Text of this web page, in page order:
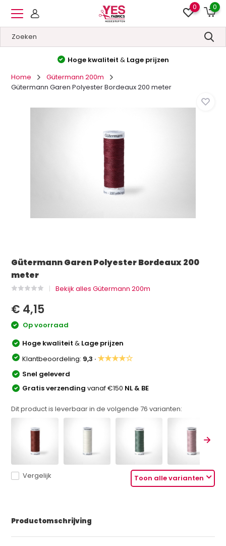
0 0
Hoge kwaliteit & Lage prijzen
Home
Gütermann 200m
Gütermann Garen Polyester Bordeaux 200 meter
Gütermann Garen Polyester Bordeaux 200
meter
Bekijk alles Gütermann 200m
€ 4,15
Op voorraad
Hoge kwaliteit& Lage prijzen
Klantbeoordeling: 9,3 ·★★★★☆
Snel geleverd
Gratis verzendingvanaf €150 NL & BE
Dit product is leverbaar in de volgende76 varianten:
Toon alle varianten
Vergelijk
Productomschrijving